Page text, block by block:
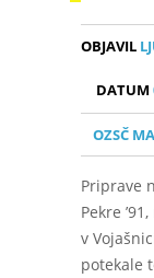
OBJAVIL
DATUM
OZSČ
Priprave
Pekre
v
potekale